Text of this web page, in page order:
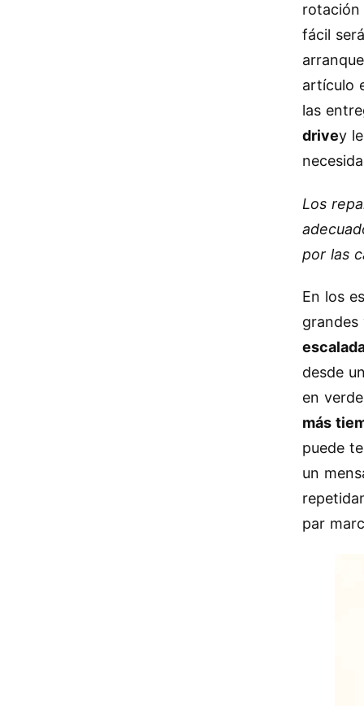
rotación
fácil
artículo
las
drivey
Los
por las
En los
desde
en
más
puede
un
par